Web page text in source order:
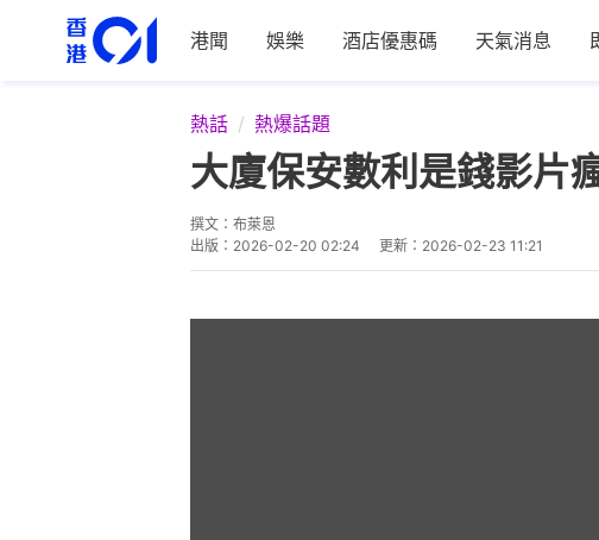
港聞 娛樂 酒店優惠碼 天氣消息
熱話 熱爆話題
大廈保安數利是錢影
撰文： 布萊恩
出版： 2026-02-20 02:24 更新： 2026-02-23 11:21